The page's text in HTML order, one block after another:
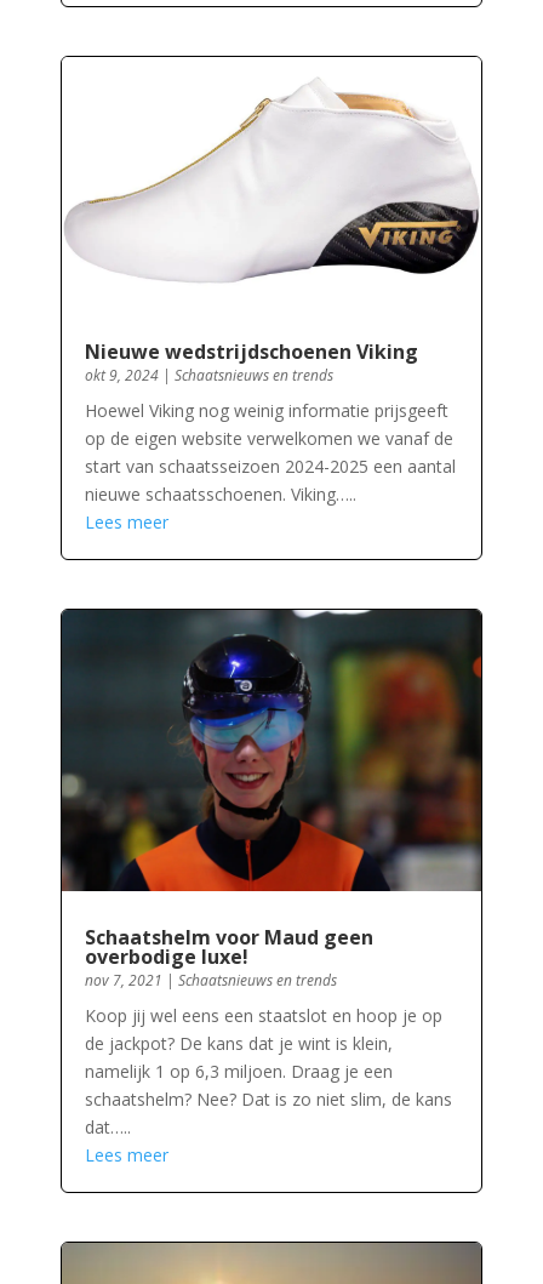
Nieuwe wedstrijdschoenen Viking
okt 9, 2024| Schaatsnieuws en trends
Hoewel Viking nog weinig informatie prijsgeeft
op de eigen website verwelkomen we vanaf de
start van schaatsseizoen 2024-2025 een aantal
nieuwe schaatsschoenen. Viking…..
Lees meer
Schaatshelm voor Maud geen
overbodige luxe!
nov 7, 2021 | Schaatsnieuws en trends
Koop jij wel eens een staatslot en hoop je op
de jackpot? De kans dat je wint is klein,
namelijk 1 op 6,3 miljoen. Draag je een
schaatshelm? Nee? Dat is zo niet slim, de kans
dat…..
Lees meer